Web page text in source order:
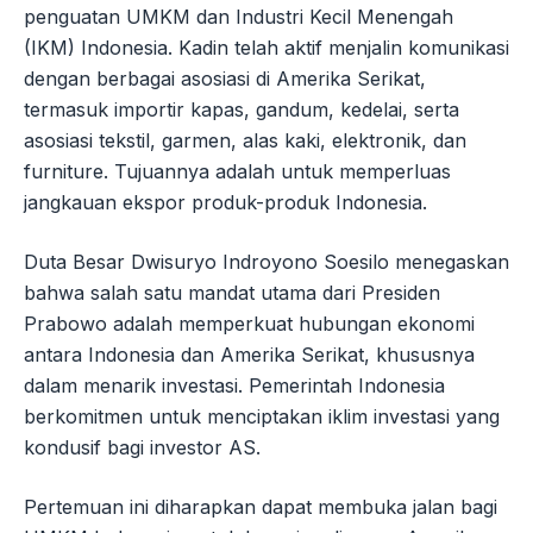
penguatan UMKM dan Industri Kecil Menengah
(IKM) Indonesia. Kadin telah aktif menjalin komunikasi
dengan berbagai asosiasi di Amerika Serikat,
termasuk importir kapas, gandum, kedelai, serta
asosiasi tekstil, garmen, alas kaki, elektronik, dan
furniture. Tujuannya adalah untuk memperluas
jangkauan ekspor produk-produk Indonesia.
Duta Besar Dwisuryo Indroyono Soesilo menegaskan
bahwa salah satu mandat utama dari Presiden
Prabowo adalah memperkuat hubungan ekonomi
antara Indonesia dan Amerika Serikat, khususnya
dalam menarik investasi. Pemerintah Indonesia
berkomitmen untuk menciptakan iklim investasi yang
kondusif bagi investor AS.
Pertemuan ini diharapkan dapat membuka jalan bagi